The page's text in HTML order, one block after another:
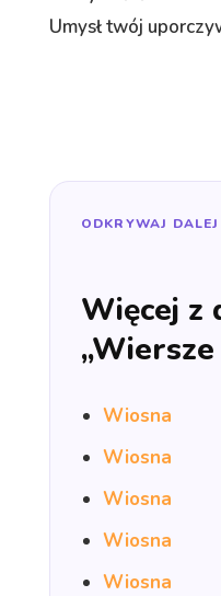
Umysł twój
ODKRYWAJ DALEJ
Więcej z
Wiosna
Wiosna
Wiosna
Wiosna
Wiosna